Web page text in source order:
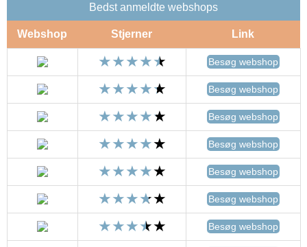
Bedst anmeldte webshops
Webshop Stjerner Link
Besøg webshop
Besøg webshop
Besøg webshop
Besøg webshop
Besøg webshop
Besøg webshop
Besøg webshop